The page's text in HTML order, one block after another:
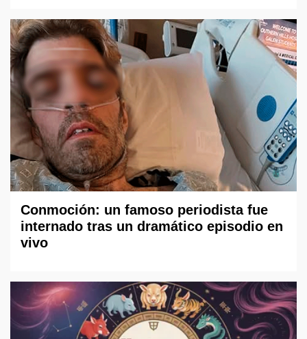
Conmoción: un famoso periodista fue
internado tras un dramático episodio en
vivo